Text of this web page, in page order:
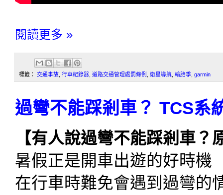
閱讀更多 »
標籤： 交通事故 行車紀錄器 道路交通管理處罰條例 衛星導航 輪胎季 garmin
過彎不能踩剎車？ TCS系
【有人說過彎不能踩剎車
暑假正是開車出遊的好時機
在行車時難免會遇到過彎的